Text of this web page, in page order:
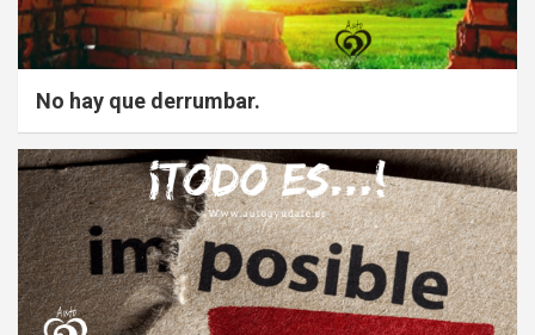
No hay que derrumbar.